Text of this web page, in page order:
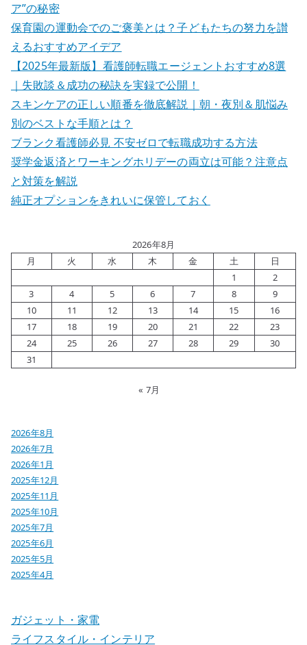
ア”の秘密
保育園の運動会でのご褒美とは？子どもたちの努力を讃
えるおすすめアイデア
【2025年最新版】看護師転職エージェントおすすめ8選
｜失敗談＆成功の秘訣を実録で公開！
スキンケアの正しい順番を徹底解説｜朝・夜別＆肌悩み
別のベストな手順とは？
ブランク看護師必見 不安ゼロで転職成功する方法
奨学金返済とワーキングホリデーの両立は可能？注意点
と対策を解説
純正オプションをきれいに保管しておく
2026年8月
月
火 水 木 金 土
日
1
2
3
4 5 6 7 8
9
10
11 12 13 14 15
16
17
18 19 20 21 22
23
24
25 26 27 28 29
30
31
« 7月
2026年8月
2026年7月
2026年1月
2025年12月
2025年11月
2025年10月
2025年7月
2025年6月
2025年5月
2025年4月
ガジェット・家電
ライフスタイル・インテリア